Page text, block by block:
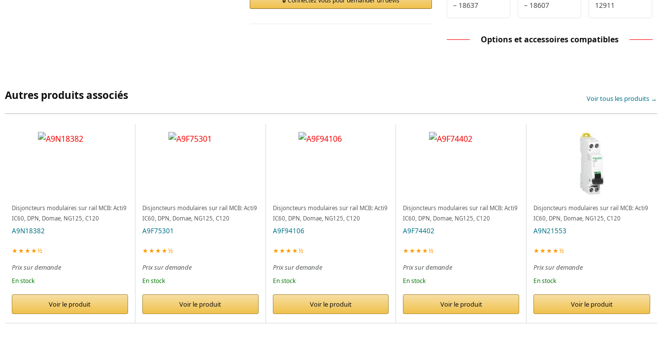
Domae, NG125,
– 18637
Domae, NG125,
– 18607
Domae, NG125,
12911
Options et accessoires compatibles
Autres produits associés Voir tous les produits →
Disjoncteurs modulaires sur rail MCB: Acti9
IC60, DPN, Domae, NG125, C120
A9N18382
★★★★½
Prix sur demande
En stock
Voir le produit
Disjoncteurs modulaires sur rail MCB: Acti9
IC60, DPN, Domae, NG125, C120
A9F75301
★★★★½
Prix sur demande
En stock
Voir le produit
Disjoncteurs modulaires sur rail MCB: Acti9
IC60, DPN, Domae, NG125, C120
A9F94106
★★★★½
Prix sur demande
En stock
Voir le produit
Disjoncteurs modulaires sur rail MCB: Acti9
IC60, DPN, Domae, NG125, C120
A9F74402
★★★★½
Prix sur demande
En stock
Voir le produit
Disjoncteurs modulaires sur rail MCB: Acti9
IC60, DPN, Domae, NG125, C120
A9N21553
★★★★½
Prix sur demande
En stock
Voir le produit